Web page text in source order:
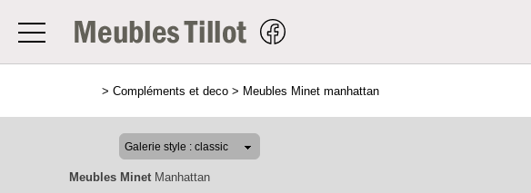
> Compléments et deco > Meubles Minet manhattan
Meubles Minet Manhattan